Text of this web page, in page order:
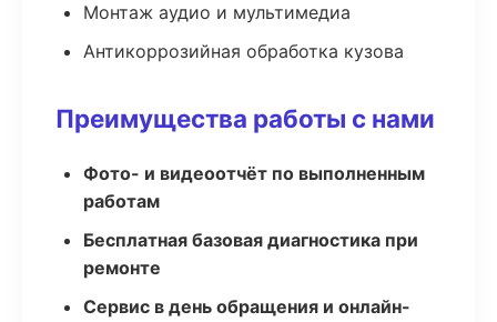
Монтаж аудио и мультимедиа
Антикоррозийная обработка кузова
Преимущества работы с нами
Фото- и видеоотчёт по выполненным
работам
Бесплатная базовая диагностика при
ремонте
Сервис в день обращения и онлайн-